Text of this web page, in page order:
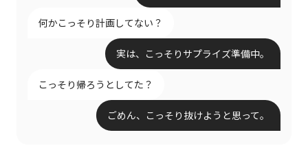
何かこっそり計画してない？
実は、こっそりサプライズ準備中。
こっそり帰ろうとしてた？
ごめん、こっそり抜けようと思って。